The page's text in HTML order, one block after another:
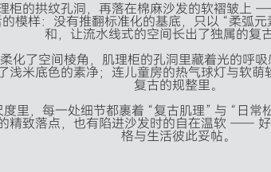
柜的拱纹孔洞，再落在棉麻沙发的软褶皱上
模样：没有推翻标准化的基底，只以 “柔弧元
和，让流水线式的空间长出了独属的复古
化了空间棱角，肌理柜的孔洞里藏着光的呼
浅米底色的素净；连儿童房的热气球灯与软萌
复古的规整里。
里，每一处细节都裹着 “复古肌理” 与 “日常
精致落点，也有陷进沙发时的自在温软 ——
格与生活彼此妥帖。